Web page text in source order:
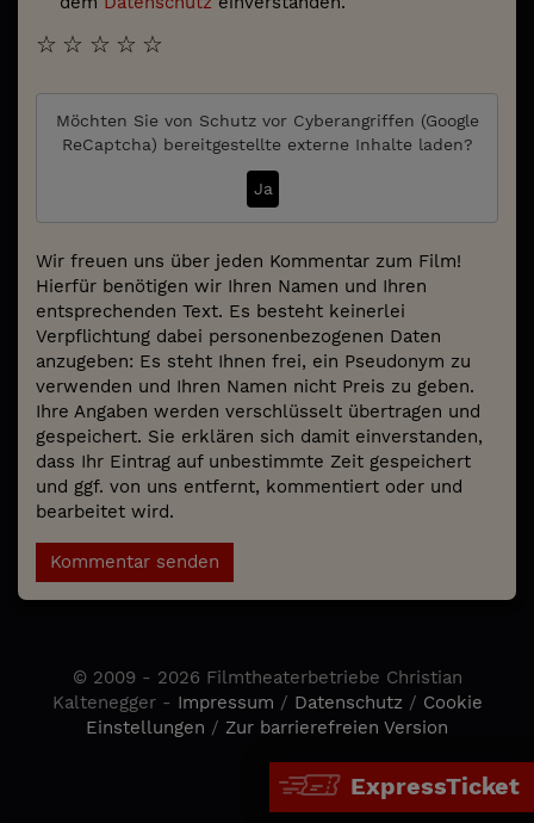
ExpressTicket
☆
☆
☆
☆
☆
Möchten Sie von Schutz vor Cyberangriffen (Google
ReCaptcha) bereitgestellte externe Inhalte laden?
Ja
Wir freuen uns über jeden Kommentar zum Film!
Hierfür benötigen wir Ihren Namen und Ihren
entsprechenden Text. Es besteht keinerlei
Verpflichtung dabei personenbezogenen Daten
anzugeben: Es steht Ihnen frei, ein Pseudonym zu
verwenden und Ihren Namen nicht Preis zu geben.
Ihre Angaben werden verschlüsselt übertragen und
gespeichert. Sie erklären sich damit einverstanden,
dass Ihr Eintrag auf unbestimmte Zeit gespeichert
und ggf. von uns entfernt, kommentiert oder und
bearbeitet wird.
Kommentar senden
© 2009 - 2026 Filmtheaterbetriebe Christian
Kaltenegger - Impressum / Datenschutz / Cookie
Einstellungen / Zur barrierefreien Version